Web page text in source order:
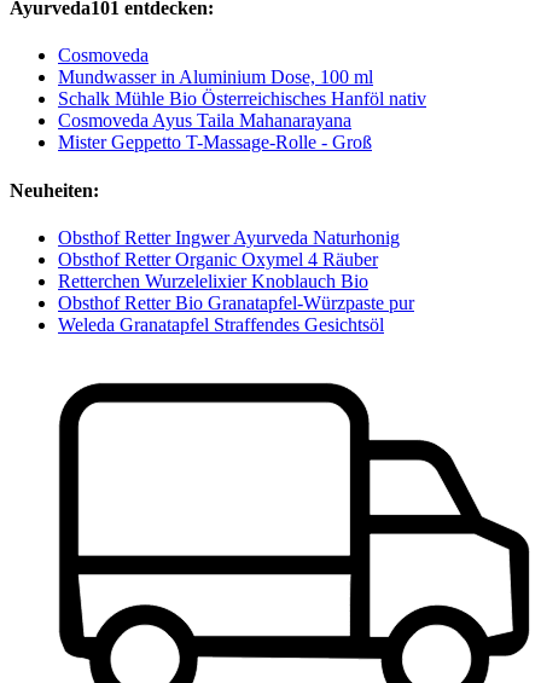
Ayurveda101 entdecken:
Cosmoveda
Mundwasser in Aluminium Dose, 100 ml
Schalk Mühle Bio Österreichisches Hanföl nativ
Cosmoveda Ayus Taila Mahanarayana
Mister Geppetto T-Massage-Rolle - Groß
Neuheiten:
Obsthof Retter Ingwer Ayurveda Naturhonig
Obsthof Retter Organic Oxymel 4 Räuber
Retterchen Wurzelelixier Knoblauch Bio
Obsthof Retter Bio Granatapfel-Würzpaste pur
Weleda Granatapfel Straffendes Gesichtsöl